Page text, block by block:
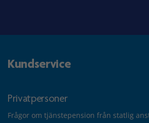
Kundservice
Privatpersoner
Frågor om tjänstepension från statlig